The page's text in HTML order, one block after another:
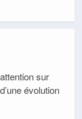
sur
évolution